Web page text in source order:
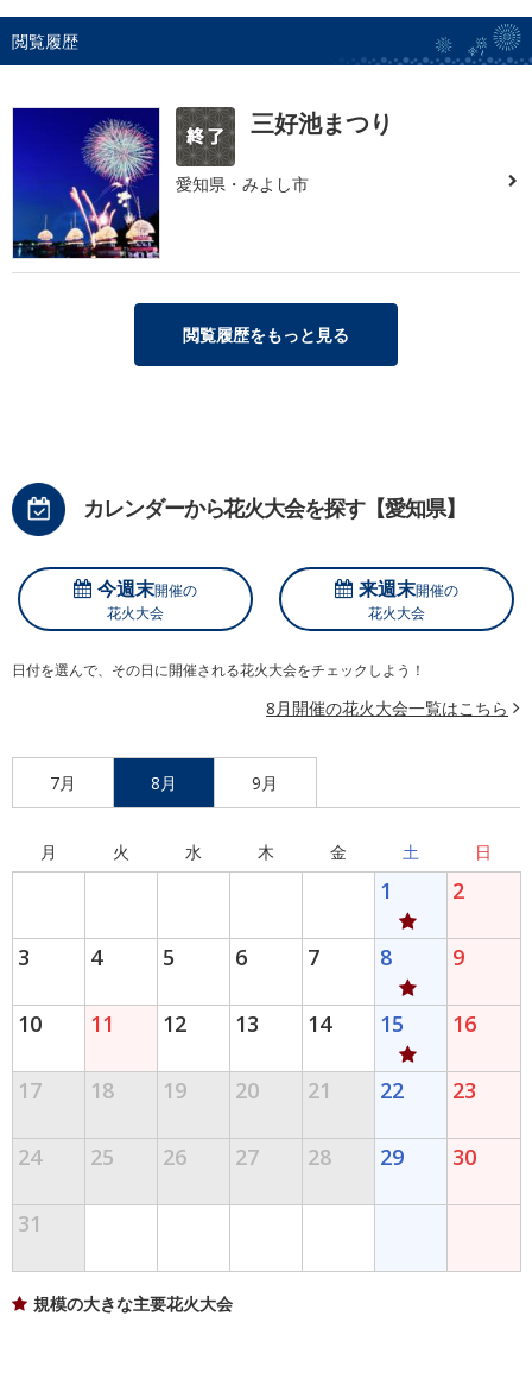
閲覧履歴
三好池まつり
愛知県・みよし市
閲覧履歴をもっと見る
カレンダーから花火大会を探す【愛知県】
今週末開催の
花火大会
来週末開催の
花火大会
日付を選んで、その日に開催される花火大会をチェックしよう！
8月開催の花火大会一覧はこちら
7月 8月 9月
月 火 水 木 金 土 日
1 2
3 4 5 6 7 8 9
10 11 12 13 14 15 16
17 18 19 20 21 22 23
24 25 26 27 28 29 30
31
規模の大きな主要花火大会